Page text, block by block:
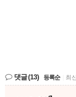
댓글(13) 등록순 최